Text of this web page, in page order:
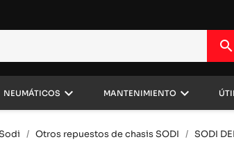
search
NEUMÁTICOS keyboard_arrow_down MANTENIMIENTO keyboard_arrow_down
Otros repuestos de chasis SODI SODI